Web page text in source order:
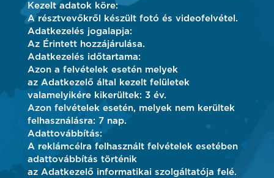
Kezelt adatok köre:
A résztvevőkről készült fotó és videofelvétel.
Adatkezelés jogalapja:
Az Érintett hozzájárulása.
Adatkezelés időtartama:
Azon a felvételek esetén melyek
az Adatkezelő által kezelt felületek
valamelyikére kikerültek: 3 év.
Azon felvételek esetén, melyek nem kerültek
felhasználásra: 7 nap.
Adattovábbítás:
A reklámcélra felhasznált felvételek esetében
adattovábbítás történik
az Adatkezelő informatikai szolgáltatója felé.